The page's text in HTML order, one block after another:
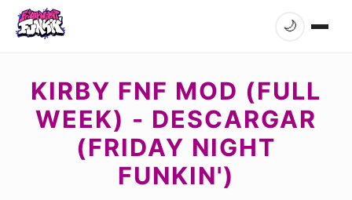
🌙
KIRBY FNF MOD (FULL
WEEK) - DESCARGAR
(FRIDAY NIGHT
FUNKIN')